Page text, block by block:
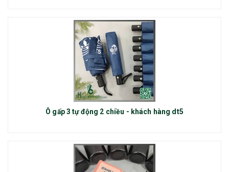
Ô gấp 3 tự động 2 chiều - khách hàng dt5